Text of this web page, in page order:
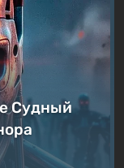
Судный